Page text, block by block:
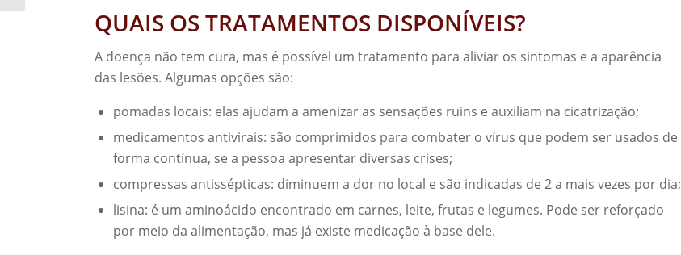
QUAIS OS TRATAMENTOS DISPONÍVEIS?
A doença não tem cura, mas é possível um tratamento para aliviar os sintomas e a aparência
das lesões. Algumas opções são:
pomadas locais: elas ajudam a amenizar as sensações ruins e auxiliam na cicatrização;
medicamentos antivirais: são comprimidos para combater o vírus que podem ser usados de
forma contínua, se a pessoa apresentar diversas crises;
compressas antissépticas: diminuem a dor no local e são indicadas de 2 a mais vezes por dia;
lisina: é um aminoácido encontrado em carnes, leite, frutas e legumes. Pode ser reforçado
por meio da alimentação, mas já existe medicação à base dele.